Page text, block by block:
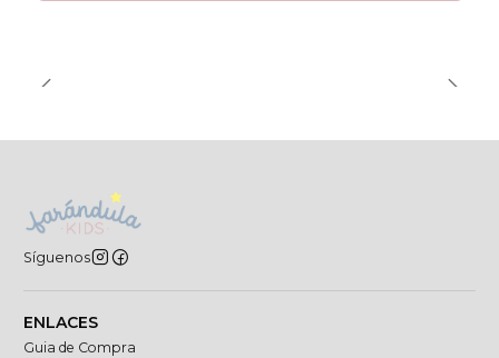
Síguenos
ENLACES
Guia de Compra